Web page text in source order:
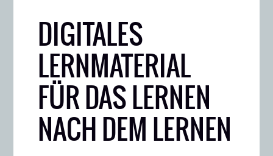
DIGITALES
LERNMATERIAL
FÜR DAS LERNEN
NACH DEM LERNEN